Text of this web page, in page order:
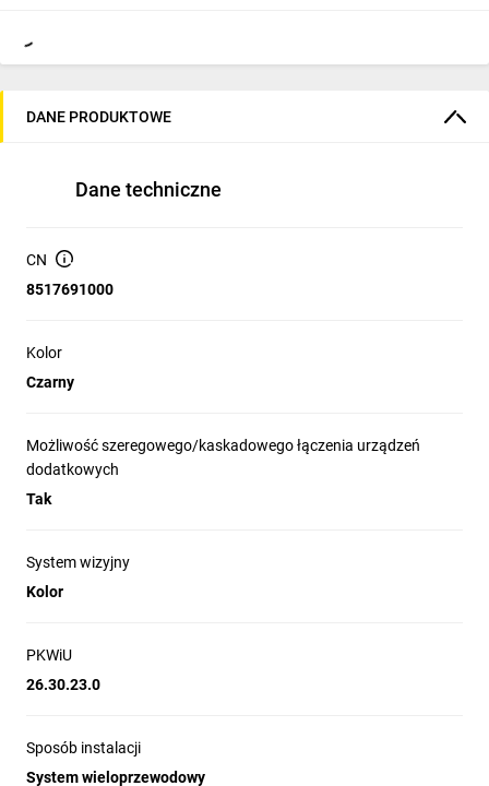
DANE PRODUKTOWE
Dane techniczne
CN
8517691000
Kolor
Czarny
Możliwość szeregowego/kaskadowego łączenia urządzeń
dodatkowych
Tak
System wizyjny
Kolor
PKWiU
26.30.23.0
Sposób instalacji
System wieloprzewodowy